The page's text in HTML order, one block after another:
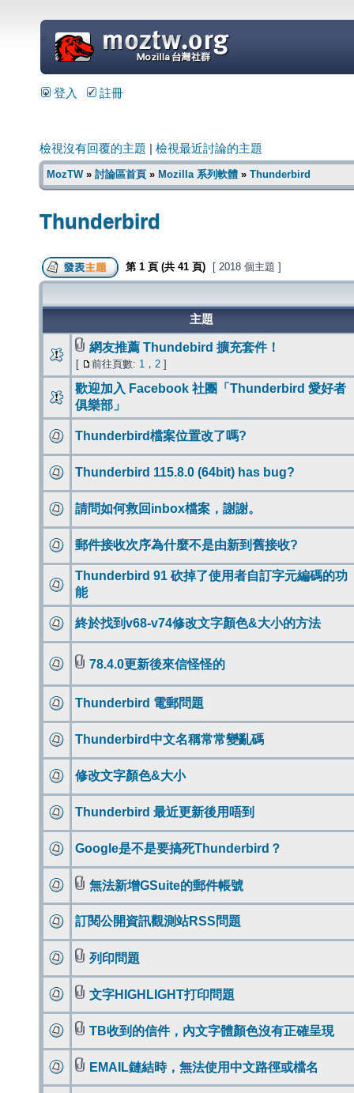
=
登入 註冊
檢視沒有回覆的主題 檢視最近討論的主題
MozTW» 討論區首頁 » Mozilla 系列軟體 » Thunderbird
Thunderbird
第 1 頁 (共 41 頁) [ 2018 個主題 ]
主題
網友推薦 Thundebird 擴充套件！
[ 前往頁數: 1 ， 2 ]
歡迎加入 Facebook 社團「Thunderbird 愛好者
俱樂部」
Thunderbird檔案位置改了嗎?
Thunderbird 115.8.0 (64bit) has bug?
請問如何救回inbox檔案，謝謝。
郵件接收次序為什麼不是由新到舊接收?
Thunderbird 91 砍掉了使用者自訂字元編碼的功
能
終於找到v68-v74修改文字顏色&大小的方法
78.4.0更新後來信怪怪的
Thunderbird 電郵問題
Thunderbird中文名稱常常變亂碼
修改文字顏色&大小
Thunderbird 最近更新後用唔到
Google是不是要搞死Thunderbird？
無法新增GSuite的郵件帳號
訂閱公開資訊觀測站RSS問題
列印問題
文字HIGHLIGHT打印問題
TB收到的信件，內文字體顏色沒有正確呈現
EMAIL鏈結時，無法使用中文路徑或檔名